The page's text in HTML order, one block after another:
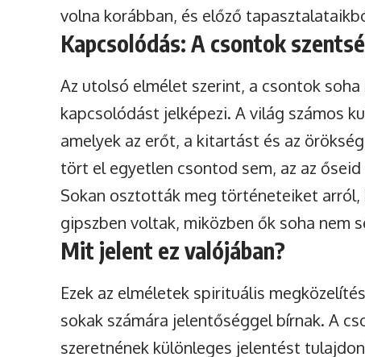
volna korábban, és előző
Kapcsolódás: A csontok
Az utolsó elmélet szerint, a csontok
kapcsolódást jelképezi. A világ számos
amelyek az erőt, a kitartást és az
tört el egyetlen csontod sem, az az
Sokan osztották meg történeteiket
gipszben voltak, miközben ők soha nem
Mit jelent ez valójában?
Ezek az elméletek spirituális
sokak számára jelentőséggel bírnak. A
szeretnének különleges jelentést